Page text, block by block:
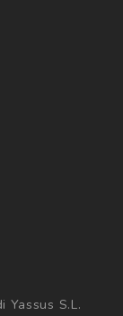
Yassus S.L.